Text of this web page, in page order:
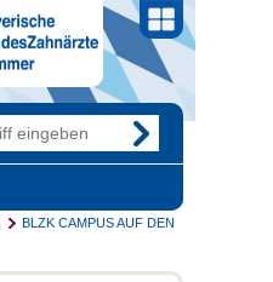
BLZK CAMPUS AUF DEN